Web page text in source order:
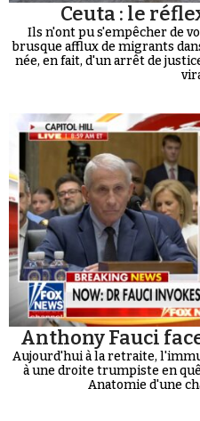
Ceuta : le
Ils n'ont pu s'empêcher de
brusque afflux de migrants
née, en fait, d'un arrêt de
Anthony Fauci
Aujourd'hui à la retraite,
à une droite trumpiste en
Anatomie d'une